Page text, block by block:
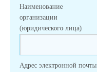
Наименование
организации
(юридического лица)
Адрес электронной почты